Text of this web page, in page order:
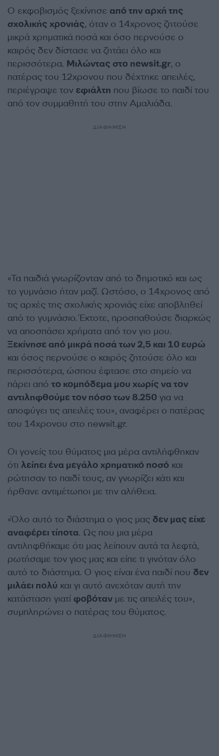
Ο εκφοβισμός ξεκίνησε από την αρχή της
σχολικής χρονιάς, όταν ο 14χρονος ζητούσε
μικρά χρηματικά ποσά και όσο περνούσε ο
καιρός δεν δίστασε να ζητάει όλο και
περισσότερα. Μιλώντας στο newsit.gr, ο
πατέρας του 12χρονου που δέχτηκε απειλές,
περιέγραψε τον εφιάλτη που βίωσε το παιδί του
από τον συμμαθητή του στην Αμαλιάδα.
ΔΙΑΦΗΜΙΣΗ
«Τα παιδιά γνωρίζονταν από το δημοτικό και ως
το γυμνάσιο ήταν μαζί. Ωστόσο, ο 14χρονος από
τις αρχές της σχολικής χρονιάς είχε αποβληθεί
από το γυμνάσιο. Έκτοτε, προσπαθούσε διαρκώς
να αποσπάσει χρήματα από τον γιο μου.
Ξεκίνησε από μικρά ποσά των 2,5 και 10 ευρώ
και όσος περνούσε ο καιρός ζητούσε όλο και
περισσότερα, ώσπου έφτασε στο σημείο να
πάρει από το κομπόδεμα μου χωρίς να τον
αντιληφθούμε τον πόσο των 8.250 για να
αποφύγει τις απειλές του», αναφέρει ο πατέρας
του 14χρονου στο newsit.gr.
Οι γονείς του θύματος μια μέρα αντιλήφθηκαν
ότι λείπει ένα μεγάλο χρηματικό ποσό και
ρώτησαν το παιδί τους, αν γνωρίζει κάτι και
ήρθανε αντιμέτωποι με την αλήθεια.
«Όλο αυτό το διάστημα ο γιος μας δεν μας είχε
αναφέρει τίποτα. Ως που μια μέρα
αντιληφθήκαμε ότι μας λείπουν αυτά τα λεφτά,
ρωτήσαμε τον γιος μας και είπε τι γινόταν όλο
αυτό το διάστημα. Ο γιος είναι ένα παιδί που δεν
μιλάει πολύ και γι αυτό ανεχόταν αυτή την
κατάσταση γιατί φοβόταν με τις απειλές του»,
συμπληρώνει ο πατέρας του θύματος.
ΔΙΑΦΗΜΙΣΗ